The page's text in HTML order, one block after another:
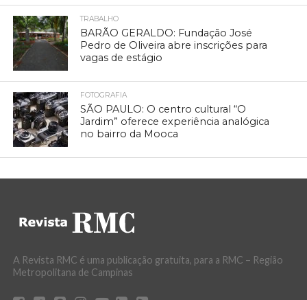
TRABALHO
BARÃO GERALDO: Fundação José
Pedro de Oliveira abre inscrições para
vagas de estágio
FOTOGRAFIA
SÃO PAULO: O centro cultural “O
Jardim” oferece experiência analógica
no bairro da Mooca
A Revista RMC é uma publicação gratuita, para a RMC – Região
Metropolitana de Campinas